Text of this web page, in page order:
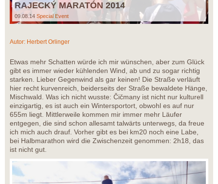
RAJECKÝ MARATÓN 2014
09.08.14 Special Event
Autor: Herbert Orlinger
Etwas mehr Schatten würde ich mir wünschen, aber zum Glück
gibt es immer wieder kühlenden Wind, ab und zu sogar richtig
starken. Lieber Gegenwind als gar keinen! Die Straße verläuft
hier recht kurvenreich, beiderseits der Straße bewaldete Hänge,
Mischwald. Was ich nicht wusste: Čičmany ist nicht nur kulturell
einzigartig, es ist auch ein Wintersportort, obwohl es auf nur
655m liegt. Mittlerweile kommen mir immer mehr Läufer
entgegen, die sind schon allesamt talwärts unterwegs, da freue
ich mich auch drauf. Vorher gibt es bei km20 noch eine Labe,
bei Halbmarathon wird die Zwischenzeit genommen: 2h18, das
ist nicht gut.